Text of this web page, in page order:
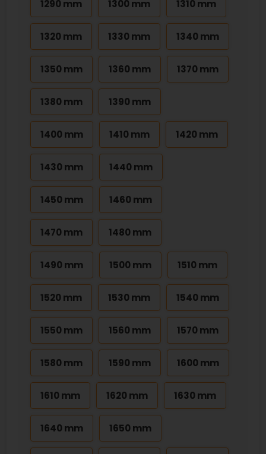
1290 mm 1300 mm 1310 mm
1320 mm 1330 mm 1340 mm
1350 mm 1360 mm 1370 mm
1380 mm 1390 mm
1400 mm 1410 mm 1420 mm
1430 mm 1440 mm
1450 mm 1460 mm
1470 mm 1480 mm
1490 mm 1500 mm 1510 mm
1520 mm 1530 mm 1540 mm
1550 mm 1560 mm 1570 mm
1580 mm 1590 mm 1600 mm
1610 mm 1620 mm 1630 mm
1640 mm 1650 mm